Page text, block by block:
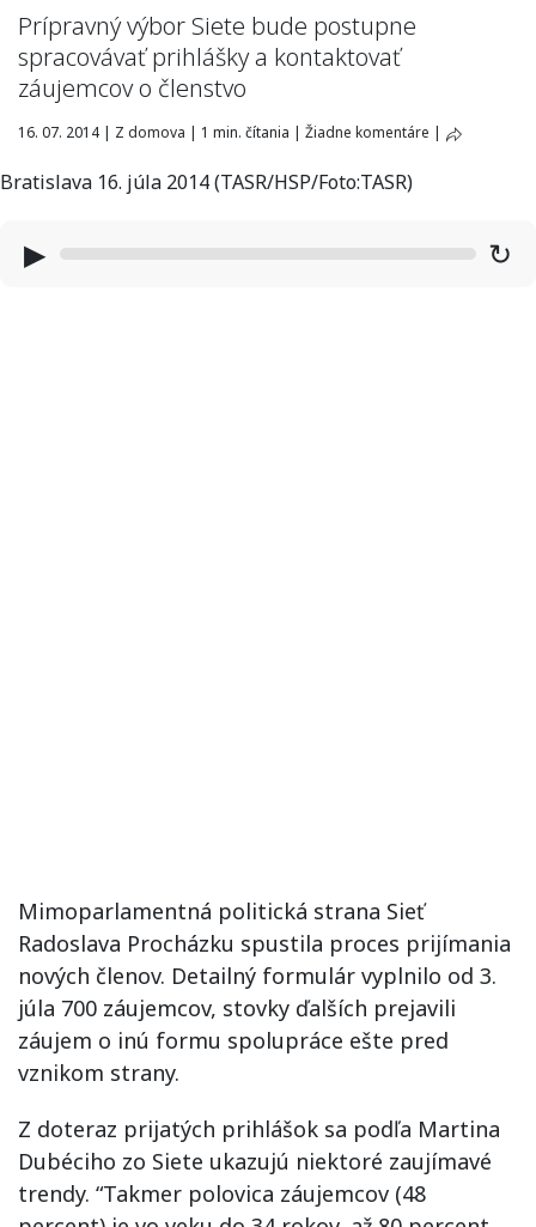
Prípravný výbor Siete bude postupne
spracovávať prihlášky a kontaktovať
záujemcov o členstvo
16. 07. 2014 | Z domova | 1 min. čítania | Žiadne komentáre |
Bratislava 16. júla 2014 (TASR/HSP/Foto:TASR)
▶ ↻
Mimoparlamentná politická strana Sieť
Radoslava Procházku spustila proces prijímania
nových členov. Detailný formulár vyplnilo od 3.
júla 700 záujemcov, stovky ďalších prejavili
záujem o inú formu spolupráce ešte pred
vznikom strany.
Z doteraz prijatých prihlášok sa podľa Martina
Dubéciho zo Siete ukazujú niektoré zaujímavé
trendy. “Takmer polovica záujemcov (48